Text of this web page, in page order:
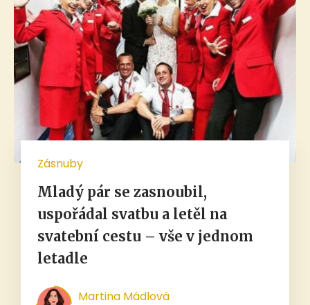
Zásnuby
Mladý pár se zasnoubil,
uspořádal svatbu a letěl na
svatební cestu – vše v jednom
letadle
Martina Mádlová